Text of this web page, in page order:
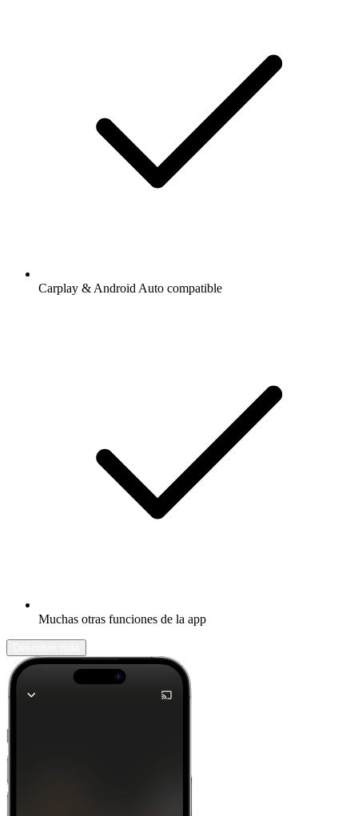
Carplay & Android Auto compatible
Muchas otras funciones de la app